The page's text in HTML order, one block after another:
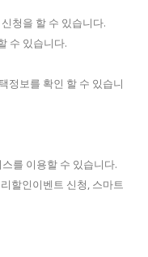
청을 할 수 있습니다.
수 있습니다.
정보를 확인 할 수 있습니
를 이용할 수 있습니다.
할인이벤트 신청, 스마트